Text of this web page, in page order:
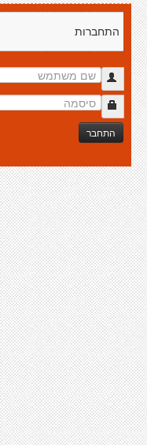
התחברות
התחבר